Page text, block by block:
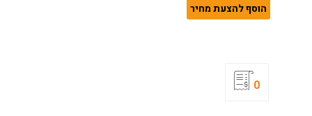
הוסף להצעת מחיר
0